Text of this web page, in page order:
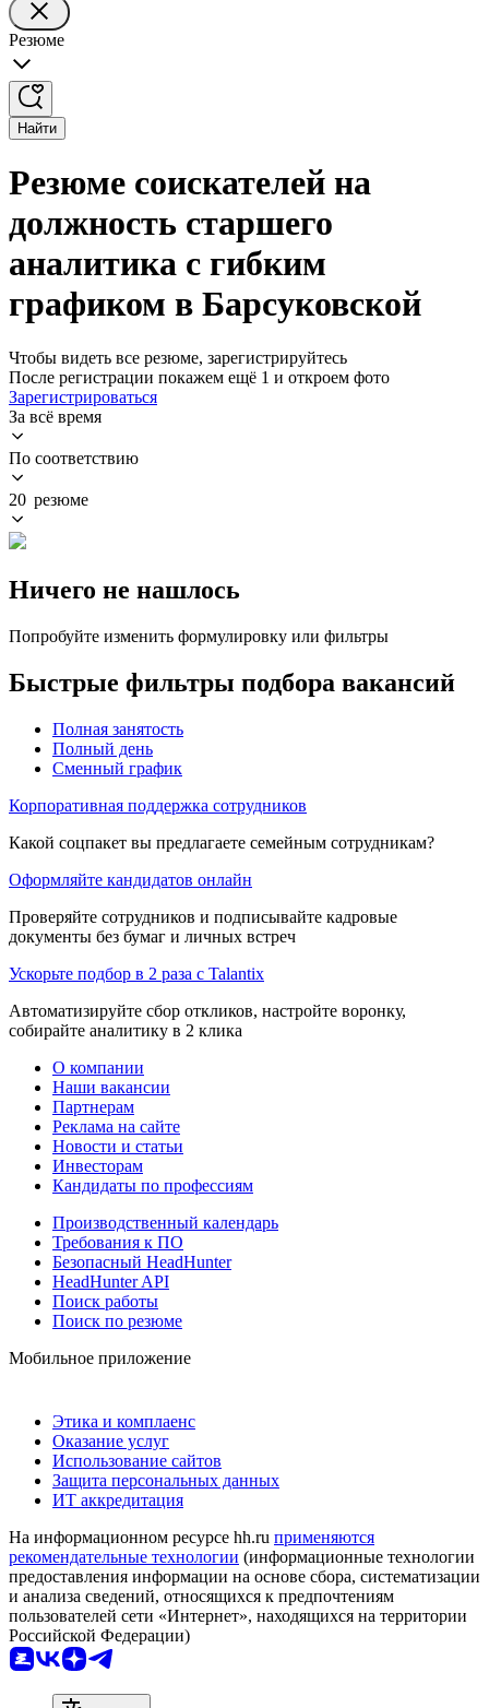
Резюме
Найти
Резюме соискателей на
должность старшего
аналитика с гибким
графиком в Барсуковской
Чтобы видеть все резюме, зарегистрируйтесь
После регистрации покажем ещё 1 и откроем фото
Зарегистрироваться
За всё время
По соответствию
20 резюме
Ничего не нашлось
Попробуйте изменить формулировку или фильтры
Быстрые фильтры подбора вакансий
Полная занятость
Полный день
Сменный график
Корпоративная поддержка сотрудников
Какой соцпакет вы предлагаете семейным сотрудникам?
Оформляйте кандидатов онлайн
Проверяйте сотрудников и подписывайте кадровые
документы без бумаг и личных встреч
Ускорьте подбор в 2 раза с Talantix
Автоматизируйте сбор откликов, настройте воронку,
собирайте аналитику в 2 клика
О компании
Наши вакансии
Партнерам
Реклама на сайте
Новости и статьи
Инвесторам
Кандидаты по профессиям
Производственный календарь
Требования к ПО
Безопасный HeadHunter
HeadHunter API
Поиск работы
Поиск по резюме
Мобильное приложение
Этика и комплаенс
Оказание услуг
Использование сайтов
Защита персональных данных
ИТ аккредитация
На информационном ресурсе hh.ru применяются
рекомендательные технологии (информационные технологии
предоставления информации на основе сбора, систематизации
и анализа сведений, относящихся к предпочтениям
пользователей сети «Интернет», находящихся на территории
Российской Федерации)